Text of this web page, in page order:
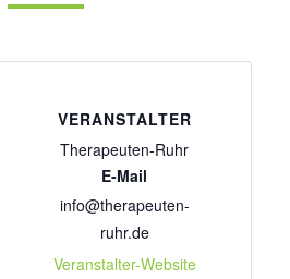
VERANSTALTER
Therapeuten-Ruhr
E-Mail
info@therapeuten-
ruhr.de
Veranstalter-Website